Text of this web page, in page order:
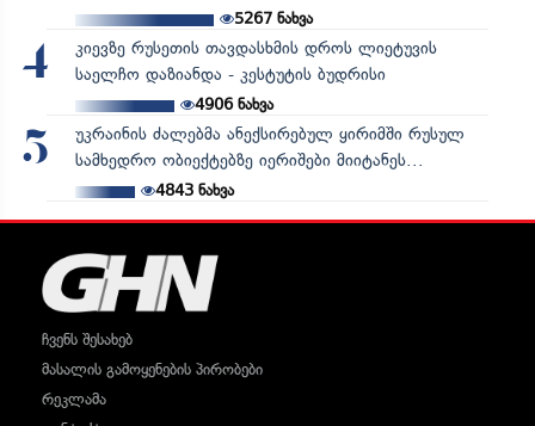
5267ნახვა
4
კიევზე რუსეთის თავდასხმის დროს ლიეტუვის
საელჩო დაზიანდა - კესტუტის ბუდრისი
4906ნახვა
5
უკრაინის ძალებმა ანექსირებულ ყირიმში რუსულ
სამხედრო ობიექტებზე იერიშები მიიტანეს...
4843ნახვა
ჩვენს შესახებ
მასალის გამოყენების პირობები
რეკლამა